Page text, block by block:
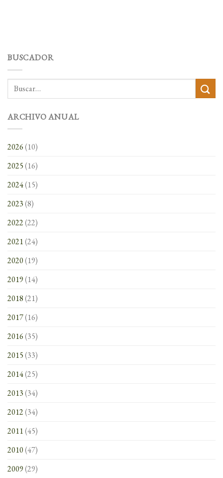
BUSCADOR
ARCHIVO ANUAL
2026(10)
2025(16)
2024(15)
2023(8)
2022(22)
2021(24)
2020(19)
2019(14)
2018(21)
2017(16)
2016(35)
2015(33)
2014(25)
2013(34)
2012(34)
2011(45)
2010(47)
2009(29)